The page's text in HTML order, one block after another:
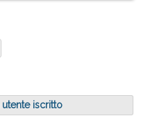
utente iscritto